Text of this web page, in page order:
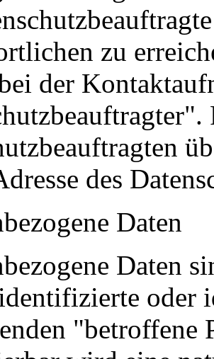
zu
der
des
Daten
Daten
oder
"betroffene